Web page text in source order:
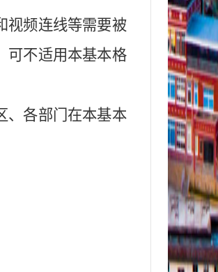
视频连线等需要被
可不适用本基本格
各部门 在本基本